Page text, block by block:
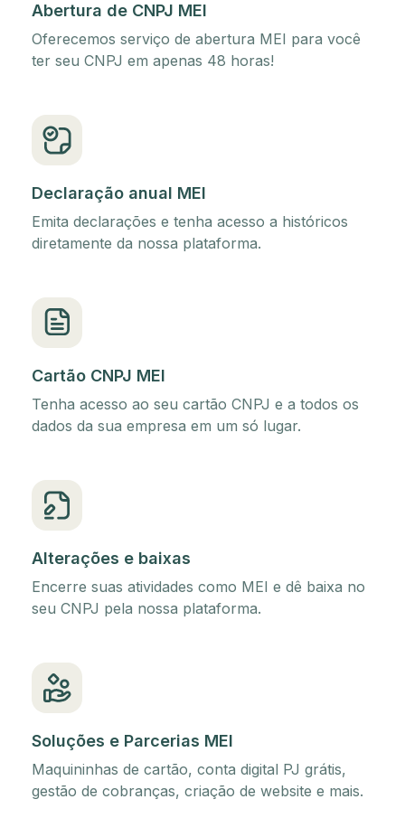
Abertura de CNPJ MEI
Oferecemos serviço de abertura MEI para você
ter seu CNPJ em apenas 48 horas!
Declaração anual MEI
Emita declarações e tenha acesso a históricos
diretamente da nossa plataforma.
Cartão CNPJ MEI
Tenha acesso ao seu cartão CNPJ e a todos os
dados da sua empresa em um só lugar.
Alterações e baixas
Encerre suas atividades como MEI e dê baixa no
seu CNPJ pela nossa plataforma.
Soluções e Parcerias MEI
Maquininhas de cartão, conta digital PJ grátis,
gestão de cobranças, criação de website e mais.